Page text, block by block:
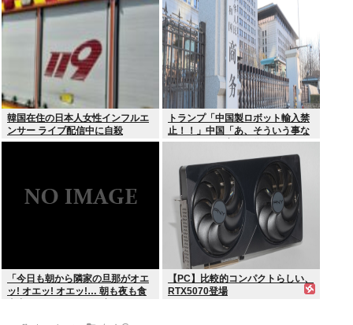
韓国在住の日本人女性インフルエ
ンサー ライブ配信中に自殺
トランプ「中国製ロボット輸入禁
止！！」中国「あ、そういう事な
らアメリカの安全の為にドローン
の輸出も止めるね？」
「今日も朝から隣家の旦那がオエ
ッ! オエッ! オエッ!… 朝も夜も食
【PC】比較的コンパクトらしい、
RTX5070登場